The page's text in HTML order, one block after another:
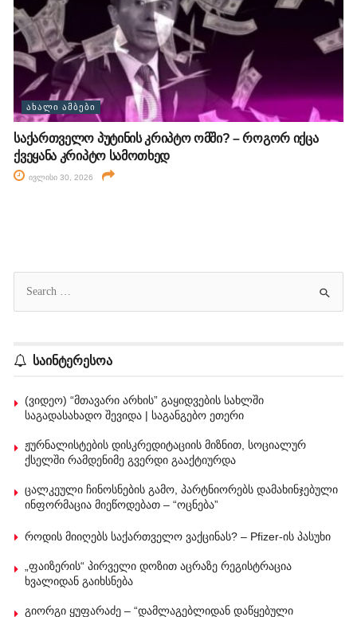
ᲐᲮᲐᲚᲘ ᲐᲛᲑᲔᲑᲘ
საქართველო პუტინის კრიპტო ომში? – როგორ იქცა
ქვეყანა კრიპტო სამოთხედ
ივლისი 30, 2026
საინტერესოა
(ვიდეო) “მთავარი არხის” გაყიდვების სახლში
საგადასახადო შევიდა | საგანგებო ეთერი
ჟურნალისტების დისკრედიტაციის მიზნით, სოციალურ
ქსელში რამდენიმე გვერდი გააქტიურდა
ცალკეული ჩინოსნების გამო, პარტნიორებს დამახინჯებული
ინფორმაცია მიეწოდებათ – “ოცნება”
როდის მიიღებს საქართველო ვაქცინას? – Pfizer-ის პასუხი
„ფაიზერის“ პირველი დოზით აცრაზე რეგისტრაცია
ხვალიდან გაიხსნება
გიორგი ყუფარაძე – “დამლაგებლიდან დაწყებული